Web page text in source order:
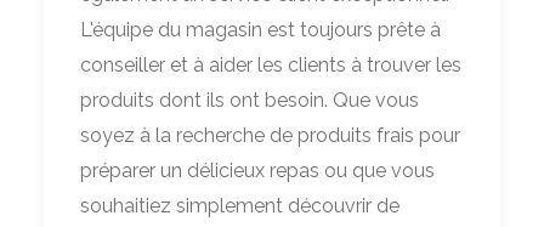
L'équipe du magasin est toujours prête à
conseiller et à aider les clients à trouver les
produits dont ils ont besoin. Que vous
soyez à la recherche de produits frais pour
préparer un délicieux repas ou que vous
souhaitiez simplement découvrir de